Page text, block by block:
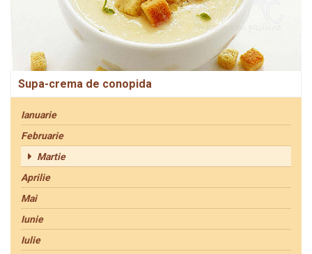
Supa-crema de conopida
Ianuarie
Februarie
Martie
Aprilie
Mai
Iunie
Iulie